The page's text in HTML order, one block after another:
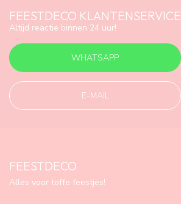
FEESTDECO KLANTENSERVICE
Altijd reactie binnen 24 uur!
WHATSAPP
E-MAIL
FEESTDECO
Alles voor toffe feestjes!